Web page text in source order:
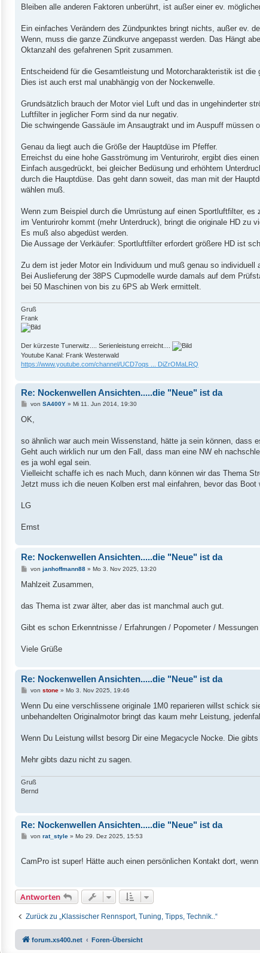
Bleiben alle anderen Faktoren unberührt, ist außer einer ev.
Ein einfaches Verändern des Zündpunktes bringt nichts, außer ev.
Wenn, muss die ganze Zündkurve angepasst werden. Das Hängt
Oktanzahl des gefahrenen Sprit zusammen.
Entscheidend für die Gesamtleistung und Motorcharakteristik ist die
Dies ist auch erst mal unabhängig von der Nockenwelle.
Grundsätzlich brauch der Motor viel Luft und das in ungehinderter
Luftfilter in jeglicher Form sind da nur negativ.
Die schwingende Gassäule im Ansaugtrakt und im Auspuff müssen
Genau da liegt auch die Größe der Hauptdüse im Pfeffer.
Erreichst du eine hohe Gasströmung im Venturirohr, ergibt dies
Einfach ausgedrückt, bei gleicher Bedüsung und erhöhtem
durch die Hauptdüse. Das geht dann soweit, das man mit der
wählen muß.
Wenn zum Beispiel durch die Umrüstung auf einen Sportluftfilter,
im Venturirohr kommt (mehr Unterdruck), bringt die originale HD zu
Es muß also abgedüst werden.
Die Aussage der Verkäufer: Sportluftfilter erfordert größere HD ist
Zu dem ist jeder Motor ein Individuum und muß genau so individuell
Bei Auslieferung der 38PS Cupmodelle wurde damals auf dem
bei 50 Maschinen von bis zu 6PS ab Werk ermittelt.
Gruß
Frank
Der kürzeste Tunerwitz.... Serienleistung erreicht....
Youtube Kanal: Frank Westerwald
https://www.youtube.com/channel/UCD7oqs ... DiZrOMaLRQ
Re: Nockenwellen Ansichten.....die "Neue" ist da
B
i
a
von SA400Y» Mi 11. Jun 2014, 19:30
OK,
so ähnlich war auch mein Wissenstand, hätte ja sein können, dass
Geht auch wirklich nur um den Fall, dass man eine NW eh
es ja wohl egal sein.
Vielleicht schaffe ich es nach Much, dann können wir das Thema
Jetzt muss ich die neuen Kolben erst mal einfahren, bevor das Boot
LG
Ernst
Re: Nockenwellen Ansichten.....die "Neue" ist da
B
i
a
von janhoffmann88» Mo 3. Nov 2025, 13:20
Mahlzeit Zusammen,
das Thema ist zwar älter, aber das ist manchmal auch gut.
Gibt es schon Erkenntnisse / Erfahrungen / Popometer /
Viele Grüße
Re: Nockenwellen Ansichten.....die "Neue" ist da
B
i
r
von stone» Mo 3. Nov 2025, 19:46
Wenn Du eine verschlissene originale 1M0 reparieren willst schick
unbehandelten Originalmotor bringt das kaum mehr Leistung,
Wenn Du Leistung willst besorg Dir eine Megacycle Nocke. Die
Mehr gibts dazu nicht zu sagen.
Gruß
Bernd
Re: Nockenwellen Ansichten.....die "Neue" ist da
B
r
von rat_style» Mo 29. Dez 2025, 15:53
CamPro ist super! Hätte auch einen persönlichen Kontakt dort,
Antworten
Zurück zu „Klassischer Rennsport, Tuning, Tipps, Technik..“
forum.xs400.net Foren-Übersicht